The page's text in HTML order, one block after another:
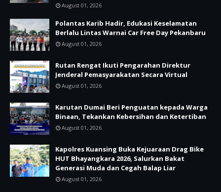
August 01, 2026
Polantas Karib Hadir, Edukasi Keselamatan
Berlalu Lintas Warnai Car Free Day Pekanbaru
August 01, 2026
Rutan Rengat Ikuti Pengarahan Direktur
Jenderal Pemasyarakatan Secara Virtual
August 01, 2026
Karutan Dumai Beri Penguatan kepada Warga
Binaan, Tekankan Kebersihan dan Ketertiban
August 01, 2026
Kapolres Kuansing Buka Kejuaraan Drag Bike
HUT Bhayangkara 2026, Salurkan Bakat
Generasi Muda dan Cegah Balap Liar
August 01, 2026